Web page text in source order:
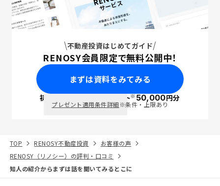
不動産投資はじめてガイド
RENOSY会員限定で無料公開中！
まずは資料をみてみる
初回面談で ポイント※50,000円分
プレゼント適用条件詳細※条件・上限あり
TOP RENOSY不動産投資
お客様の声
RENOSY（リノシー）の評判・口コミ
知人の紹介からまずは話を聞いてみるとこに